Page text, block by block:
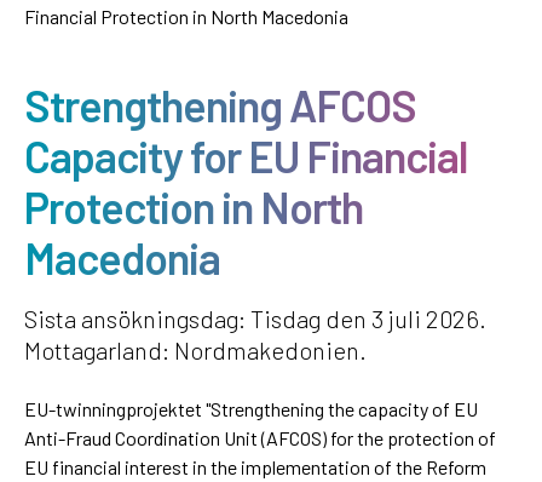
Financial Protection in North Macedonia
Strengthening AFCOS
Capacity for EU Financial
Protection in North
Macedonia
Sista ansökningsdag: Tisdag den 3 juli 2026.
Mottagarland: Nordmakedonien.
EU-twinningprojektet "Strengthening the capacity of EU
Anti-Fraud Coordination Unit (AFCOS) for the protection of
EU financial interest in the implementation of the Reform